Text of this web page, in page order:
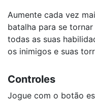
Aumente cada vez
batalha para se
todas as suas
os inimigos e suas
Controles
Jogue com o botão